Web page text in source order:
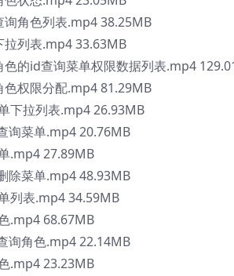
询角色列表.mp4 38.25MB
拉列表.mp4 33.63MB
色的id查询菜单权限数据列表.mp4
色权限分配.mp4 81.29MB
下拉列表.mp4 26.93MB
询菜单.mp4 20.76MB
.mp4 27.89MB
除菜单.mp4 48.93MB
列表.mp4 34.59MB
.mp4 68.67MB
询角色.mp4 22.14MB
.mp4 23.23MB